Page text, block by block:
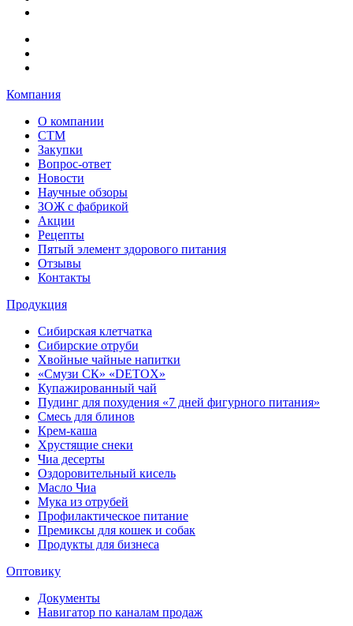
Компания
О компании
СТМ
Закупки
Вопрос-ответ
Новости
Научные обзоры
ЗОЖ с фабрикой
Акции
Рецепты
Пятый элемент здорового питания
Отзывы
Контакты
Продукция
Сибирская клетчатка
Сибирские отруби
Хвойные чайные напитки
«Смузи СК» «DETOX»
Купажированный чай
Пудинг для похудения «7 дней фигурного питания»
Смесь для блинов
Крем-каша
Хрустящие снеки
Чиа десерты
Оздоровительный кисель
Масло Чиа
Мука из отрубей
Профилактическое питание
Премиксы для кошек и собак
Продукты для бизнеса
Оптовику
Документы
Навигатор по каналам продаж